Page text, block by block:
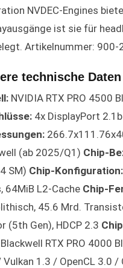
NVDEC-Engines
ist sie für
Artikelnummer:
technische Daten
NVIDIA RTX PRO 4500
4x DisplayPort
(ab 2025/Q1) Chip-
SM) Chip-Konfiguration:
64MiB L2-Cache Chip-
45.6 Mrd.
(5th Gen), HDCP 2.3
RTX PRO 4000
1.3 / OpenCL 3.0